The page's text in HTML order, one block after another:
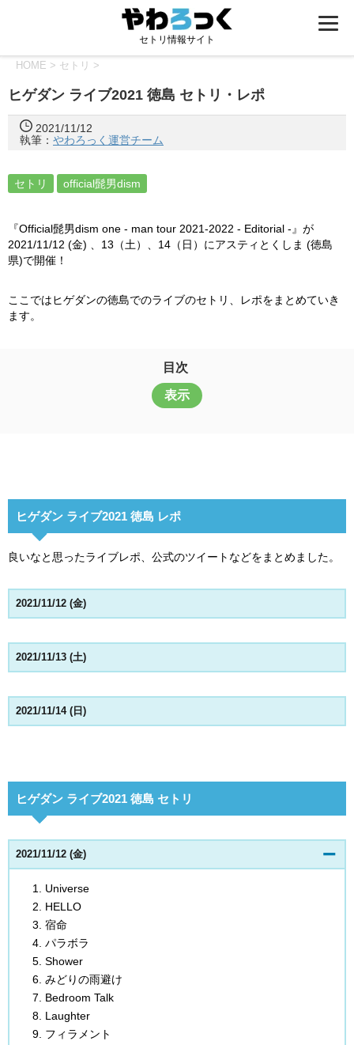
セトリ情報サイト
HOME > セトリ >
ヒゲダン ライブ2021 徳島 セトリ・レポ
2021/11/12
執筆： やわろっく運営チーム
セトリ official髭男dism
『Official髭男dism one - man tour 2021-2022 - Editorial -』が
2021/11/12 (金) 、13（土）、14（日）にアスティとくしま (徳島
県)で開催！
ここではヒゲダンの徳島でのライブのセトリ、レポをまとめていき
ます。
目次
表示
ヒゲダン ライブ2021 徳島 レポ
良いなと思ったライブレポ、公式のツイートなどをまとめました。
2021/11/12 (金)
2021/11/13 (土)
2021/11/14 (日)
ヒゲダン ライブ2021 徳島 セトリ
2021/11/12 (金)
Universe
HELLO
宿命
パラボラ
Shower
みどりの雨避け
Bedroom Talk
Laughter
フィラメント